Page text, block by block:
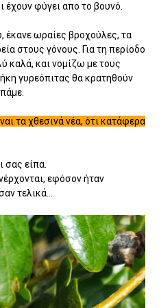
έχουν φύγει απο το βουνό.
έκανε ωραίες βροχούλες, τα
στους γόνους. Για τη περίοδο
καλά, και νομίζω με τους
γυρεόπιτας θα κρατηθούν
τα χθεσινά νέα, ότι κατάφερα
σας είπα.
εφόσον ήταν
τελικά...